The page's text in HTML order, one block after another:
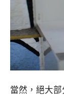
當然，絕大